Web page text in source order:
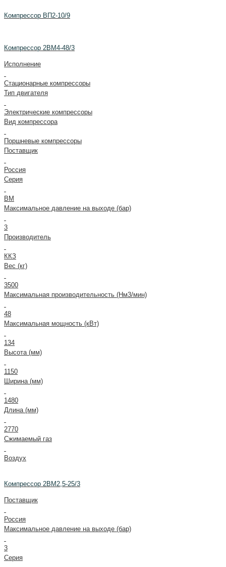
Компрессор ВП2-10/9
Компрессор 2ВМ4-48/3
Исполнение
Стационарные компрессоры
Тип двигателя
Электрические компрессоры
Вид компрессора
Поршневые компрессоры
Поставщик
Россия
Серия
ВМ
Максимальное давление на выходе (бар)
3
Производитель
ККЗ
Вес (кг)
3500
Максимальная производительность (Нм3/мин)
48
Максимальная мощность (кВт)
134
Высота (мм)
1150
Ширина (мм)
1480
Длина (мм)
2770
Сжимаемый газ
Воздух
Компрессор 2ВМ2,5-25/3
Поставщик
Россия
Максимальное давление на выходе (бар)
3
Серия